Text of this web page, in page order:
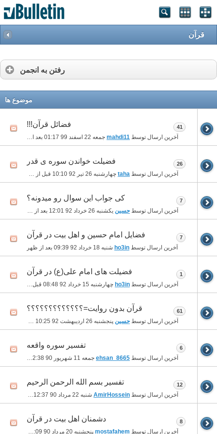
قرآن
رفتن به انجمن
موضوع ها
فضائل قرآن!!!
آخرین ارسال توسط mahdi11 جمعه 22 اسفند 99 01:17 بعد از ظهر
41
فضیلت خواندن سوره ی قدر
آخرین ارسال توسط taha چهارشنبه 26 تیر 92 10:10 قبل از ظهر
26
کی جواب این سوال رو میدونه؟
آخرین ارسال توسط حسین یکشنبه 26 خرداد 92 12:01 بعد از ظهر
7
فضایل امام حسین و اهل بیت در قرآن
آخرین ارسال توسط ho3in شنبه 18 خرداد 92 09:39 بعد از ظهر
7
فضیلت های امام علی(ع) در قرآن
آخرین ارسال توسط ho3in چهارشنبه 15 خرداد 92 08:48 قبل از ظهر
1
قرآن بدون روایت=؟؟؟؟؟؟؟؟؟؟؟؟؟
آخرین ارسال توسط حسین پنجشنبه 26 اردیبهشت 92 10:25 قبل از ظهر
61
تفسیر سوره واقعه
آخرین ارسال توسط ehsan_8665 جمعه 11 شهریور 90 02:38 بعد از ظهر
6
تفسیر بسم الله الرحمن الرحیم
آخرین ارسال توسط AmirHossein شنبه 22 مرداد 90 12:37 قبل از ظهر
12
دشمنان اهل بیت در قرآن
آخرین ارسال توسط mostafahem پنجشنبه 20 مرداد 90 03:09 بعد از ظهر
8